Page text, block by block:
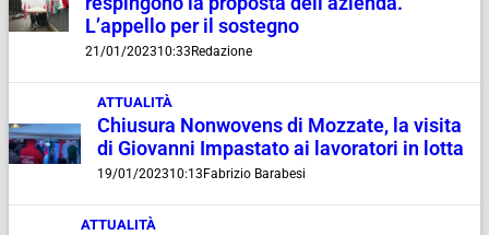
L’appello per il sostegno
21/01/202310:33Redazione
ATTUALITÀ
Chiusura Nonwovens di Mozzate, la visita
di Giovanni Impastato ai lavoratori in lotta
19/01/202310:13Fabrizio Barabesi
ATTUALITÀ